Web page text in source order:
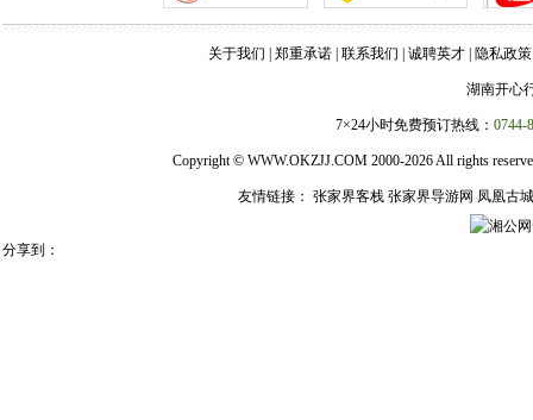
关于我们 郑重承诺 联系我们 诚聘英才 隐私政策
湖南开心
7×24小时免费预订热线： 0744-
Copyright © WWW.OKZJJ.COM 2000-2026 All rights
友情链接： 张家界客栈 张家界导游网 凤凰古
湘公网
分享到：